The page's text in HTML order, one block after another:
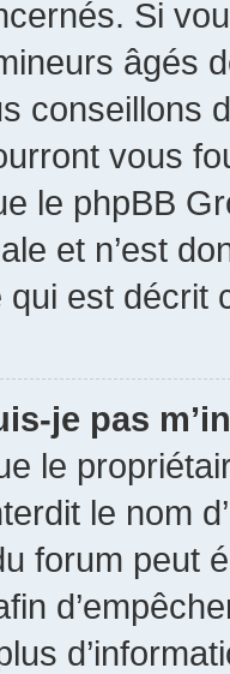
Si
âgés
conseillons
vous
le phpBB
et n’est
est décrit
je pas
le
le nom
forum peut